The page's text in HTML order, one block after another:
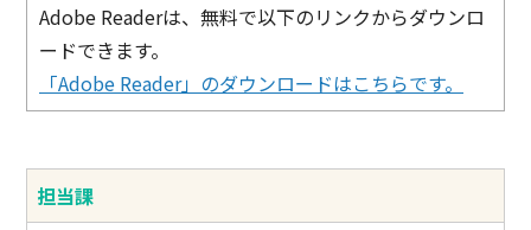
Adobe Readerは、無料で以下のリンクからダウンロ
ードできます。
「Adobe Reader」のダウンロードはこちらです。
担当課